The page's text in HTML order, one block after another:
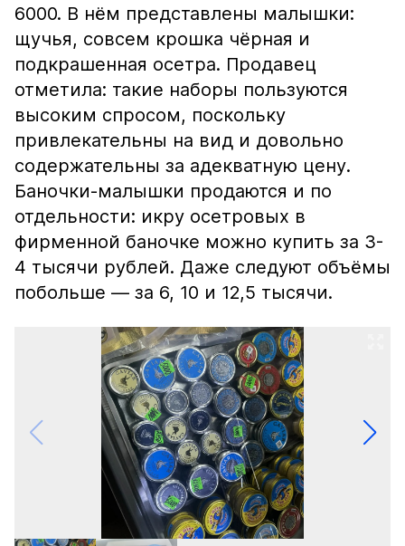
6000. В нём представлены малышки:
щучья, совсем крошка чёрная и
подкрашенная осетра. Продавец
отметила: такие наборы пользуются
высоким спросом, поскольку
привлекательны на вид и довольно
содержательны за адекватную цену.
Баночки-малышки продаются и по
отдельности: икру осетровых в
фирменной баночке можно купить за 3-
4 тысячи рублей. Даже следуют объёмы
побольше — за 6, 10 и 12,5 тысячи.